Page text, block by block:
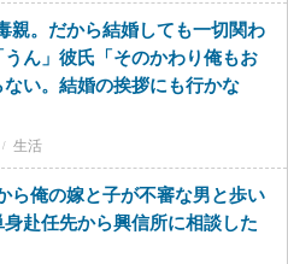
親。だから結婚しても一切関わ
ん」彼氏「そのかわり俺もお
い。結婚の挨拶にも行かな
生活
ら俺の嫁と子が不審な男と歩い
赴任先から興信所に相談した